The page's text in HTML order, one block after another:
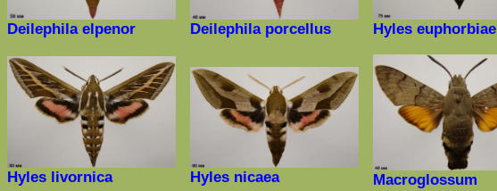
Deilephila elpenor Deilephila porcellus Hyles euphorbiae
Hyles livornica Hyles nicaea
Macroglossum